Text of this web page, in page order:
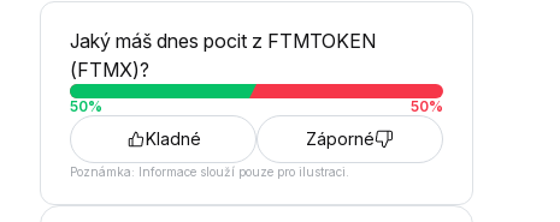
Jaký máš dnes pocit z FTMTOKEN
(FTMX)?
50% 50%
Kladné Záporné
Poznámka: Informace slouží pouze pro ilustraci.